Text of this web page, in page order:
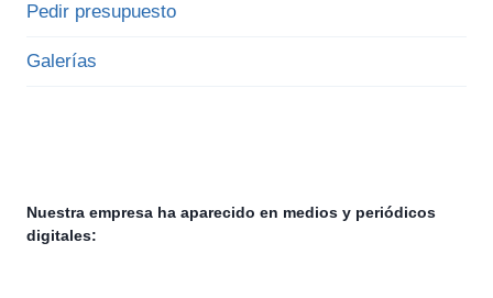
Pedir presupuesto
Galerías
Nuestra empresa ha aparecido en medios y periódicos
digitales: